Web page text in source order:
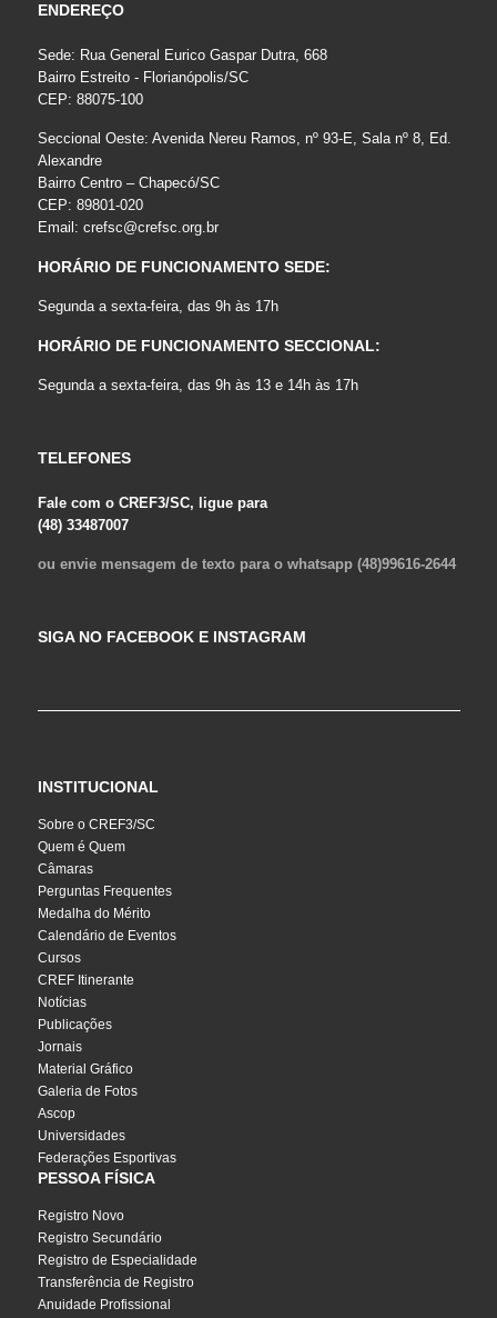
ENDEREÇO
Sede: Rua General Eurico Gaspar Dutra, 668
Bairro Estreito - Florianópolis/SC
CEP: 88075-100
Seccional Oeste: Avenida Nereu Ramos, nº 93-E, Sala nº 8, Ed.
Alexandre
Bairro Centro – Chapecó/SC
CEP: 89801-020
Email: crefsc@crefsc.org.br
HORÁRIO DE FUNCIONAMENTO SEDE:
Segunda a sexta-feira, das 9h às 17h
HORÁRIO DE FUNCIONAMENTO SECCIONAL:
Segunda a sexta-feira, das 9h às 13 e 14h às 17h
TELEFONES
Fale com o CREF3/SC, ligue para
(48) 33487007
ou envie mensagem de texto para o whatsapp (48)99616-2644
SIGA NO FACEBOOK E INSTAGRAM
INSTITUCIONAL
Sobre o CREF3/SC
Quem é Quem
Câmaras
Perguntas Frequentes
Medalha do Mérito
Calendário de Eventos
Cursos
CREF Itinerante
Notícias
Publicações
Jornais
Material Gráfico
Galeria de Fotos
Ascop
Universidades
Federações Esportivas
PESSOA FÍSICA
Registro Novo
Registro Secundário
Registro de Especialidade
Transferência de Registro
Anuidade Profissional